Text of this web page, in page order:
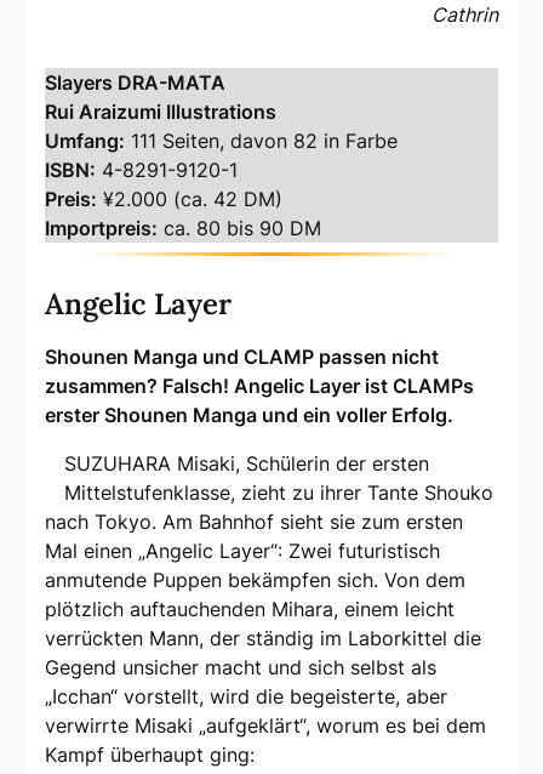
Cathrin
Slayers DRA-MATA
Rui Araizumi Illustrations
Umfang: 111 Seiten, davon 82 in Farbe
ISBN: 4-8291-9120-1
Preis: ¥2.000 (ca. 42 DM)
Importpreis: ca. 80 bis 90 DM
Angelic Layer
Shounen Manga und CLAMP passen nicht
zusammen? Falsch! Angelic Layer ist CLAMPs
erster Shounen Manga und ein voller Erfolg.
SUZUHARA Misaki, Schülerin der ersten
Mittelstufenklasse, zieht zu ihrer Tante Shouko
nach Tokyo. Am Bahnhof sieht sie zum ersten
Mal einen „Angelic Layer“: Zwei futuristisch
anmutende Puppen bekämpfen sich. Von dem
plötzlich auftauchenden Mihara, einem leicht
verrückten Mann, der ständig im Laborkittel die
Gegend unsicher macht und sich selbst als
„Icchan“ vorstellt, wird die begeisterte, aber
verwirrte Misaki „aufgeklärt“, worum es bei dem
Kampf überhaupt ging: